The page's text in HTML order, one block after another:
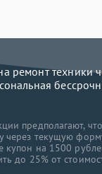
ремонт техники
предполагают,
через текущую
купон на 1500
до 25% от